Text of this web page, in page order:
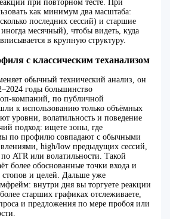
при повторном тесте. При
как минимум два масштаба:
последних сессий) и старшие
месячный), чтобы видеть, куда
в крупную структуру.
с классическим теханализом
обычный технический анализ, он
годы большинство
по публичной
к использованию только объёмных
уровни, волатильность и поведение
подход: ищете зоны, где
по профилю совпадают с обычными
high/low предыдущих сессий,
ATR или волатильности. Такой
более обоснованные точки входа и
стопов и целей. Дальше уже
внутри дня вы торгуете реакции
старших графиках отслеживаете,
и предложения по мере пробоя или